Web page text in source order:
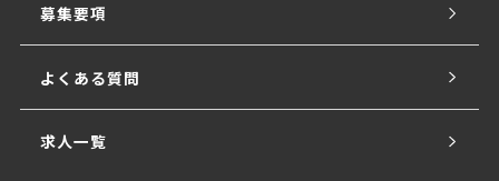
募集要項
よくある質問
求人一覧